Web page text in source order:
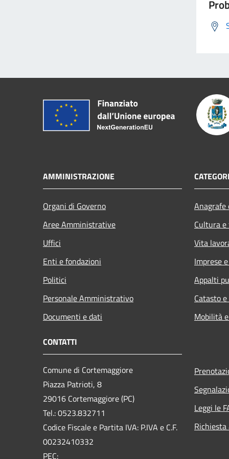
AMMINISTRAZIONE
Organi di Governo
Aree Amministrative
Uffici
Enti e fondazioni
Politici
Personale Amministrativo
Documenti e dati
Cultura
Vita
Imprese
Appalti
Catasto
Mobilità
CONTATTI
Comune di Cortemaggiore
Piazza Patrioti, 8
29016 Cortemaggiore (PC)
Tel.: 0523.832711
Codice Fiscale e Partita IVA: P.IVA e C.F.
00232410332
PEC:
Leggi le